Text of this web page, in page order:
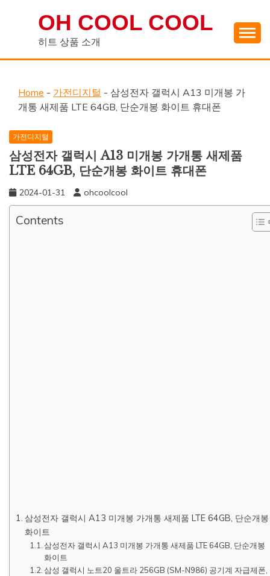
OH COOL COOL
히트 상품 소개
Home - 가전디지털 - 삼성전자 갤럭시 A13 미개봉 가
개통 새제품 LTE 64GB, 단순개봉 화이트 휴대폰
가전디지털
삼성전자 갤럭시 A13 미개봉 가개통 새제품
LTE 64GB, 단순개봉 화이트 휴대폰
2024-01-31 ohcoolcool
Contents
삼성전자 갤럭시 A13 미개봉 가개통 새제품 LTE 64GB, 단순개봉
화이트
삼성전자 갤럭시 A13 미개봉 가개통 새제품 LTE 64GB, 단순개봉
화이트
삼성 갤럭시 노트20 울트라 256GB (SM-N986) 공기계 자급제폰,